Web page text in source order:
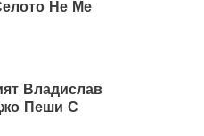
Не Ме
Владислав
Пеши С